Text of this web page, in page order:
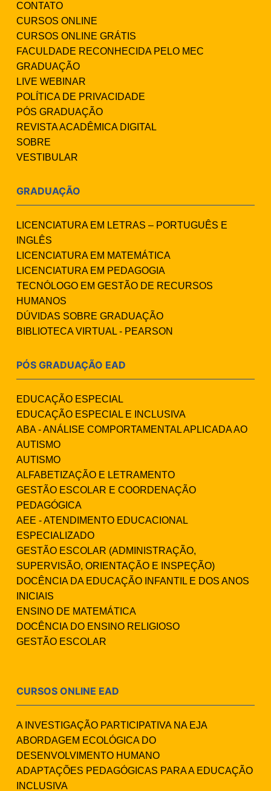
CONTATO
CURSOS ONLINE
CURSOS ONLINE GRÁTIS
FACULDADE RECONHECIDA PELO MEC
GRADUAÇÃO
LIVE WEBINAR
POLÍTICA DE PRIVACIDADE
PÓS GRADUAÇÃO
REVISTA ACADÊMICA DIGITAL
SOBRE
VESTIBULAR
GRADUAÇÃO
LICENCIATURA EM LETRAS – PORTUGUÊS E
INGLÊS
LICENCIATURA EM MATEMÁTICA
LICENCIATURA EM PEDAGOGIA
TECNÓLOGO EM GESTÃO DE RECURSOS
HUMANOS
DÚVIDAS SOBRE GRADUAÇÃO
BIBLIOTECA VIRTUAL - PEARSON
PÓS GRADUAÇÃO EAD
EDUCAÇÃO ESPECIAL
EDUCAÇÃO ESPECIAL E INCLUSIVA
ABA - ANÁLISE COMPORTAMENTAL APLICADA AO
AUTISMO
AUTISMO
ALFABETIZAÇÃO E LETRAMENTO
GESTÃO ESCOLAR E COORDENAÇÃO
PEDAGÓGICA
AEE - ATENDIMENTO EDUCACIONAL
ESPECIALIZADO
GESTÃO ESCOLAR (ADMINISTRAÇÃO,
SUPERVISÃO, ORIENTAÇÃO E INSPEÇÃO)
DOCÊNCIA DA EDUCAÇÃO INFANTIL E DOS ANOS
INICIAIS
ENSINO DE MATEMÁTICA
DOCÊNCIA DO ENSINO RELIGIOSO
GESTÃO ESCOLAR
CURSOS ONLINE EAD
A INVESTIGAÇÃO PARTICIPATIVA NA EJA
ABORDAGEM ECOLÓGICA DO
DESENVOLVIMENTO HUMANO
ADAPTAÇÕES PEDAGÓGICAS PARA A EDUCAÇÃO
INCLUSIVA